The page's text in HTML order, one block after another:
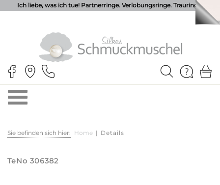
Ich liebe, was ich tue! Partnerringe. Verlobungsringe. Trauringe.
Sie befinden sich hier: Home | Details
TeNo 306382